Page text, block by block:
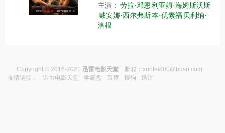
主演： 劳拉·邓恩 利亚姆·海姆斯沃斯
戴安娜·西尔弗斯本·优素福 贝利纳·
洛根
Copyright © 2016-2021 迅雷电影天堂 邮箱： xunlei800@busrr.com
友情链接：
迅雷电影天堂 学霸盘 百度 搜狗 迅雷